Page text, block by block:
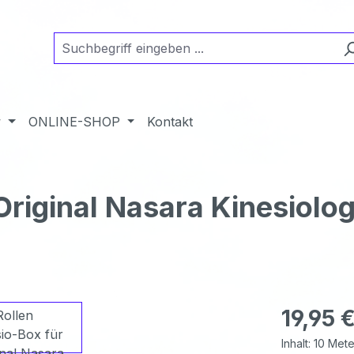
ONLINE-SHOP Kontakt
Nasara
Regulärer
19,95 €
Inhalt: 10